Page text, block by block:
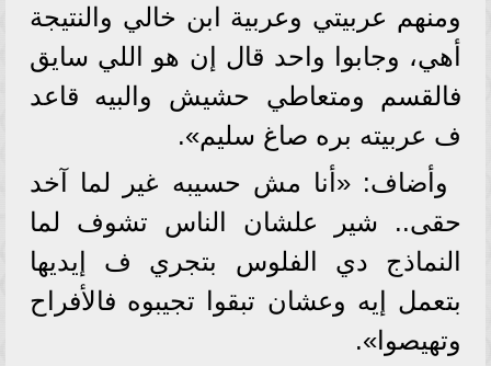
ومنهم عربيتي وعربية ابن خالي والنتيجة
أهي، وجابوا واحد قال إن هو اللي سايق
فالقسم ومتعاطي حشيش والبيه قاعد
ف عربيته بره صاغ سليم».
وأضاف: «أنا مش حسيبه غير لما آخد
حقى.. شير علشان الناس تشوف لما
النماذج دي الفلوس بتجري ف إيديها
بتعمل إيه وعشان تبقوا تجيبوه فالأفراح
وتهيصوا».